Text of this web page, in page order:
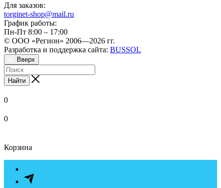
Для заказов:
torginet-shop@mail.ru
График работы:
Пн-Пт 8:00 – 17:00
© ООО «Регион» 2006—2026 гг.
Разработка и поддержка сайта: BUSSOL
Вверх
Найти
0
0
Корзина